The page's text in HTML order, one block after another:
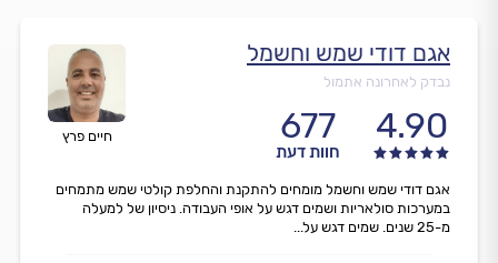
חיים פרץ
אגם דודי שמש וחשמל
נבדק לאחרונה אתמול
4.90
677
חוות דעת
אגם דודי שמש וחשמל מומחים להתקנת והחלפת קולטי שמש מתמחים
במערכות סולאריות ושמים דגש על אופי העבודה. ניסיון של למעלה
מ-25 שנים. שמים דגש על...